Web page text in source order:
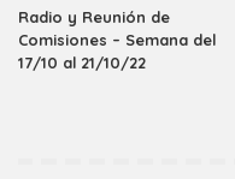
Radio y Reunión de
Comisiones – Semana del
17/10 al 21/10/22